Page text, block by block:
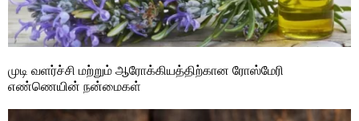
முடி வளர்ச்சி மற்றும் ஆரோக்கியத்திற்கான ரோஸ்மேரி
எண்ணெயின் நன்மைகள்